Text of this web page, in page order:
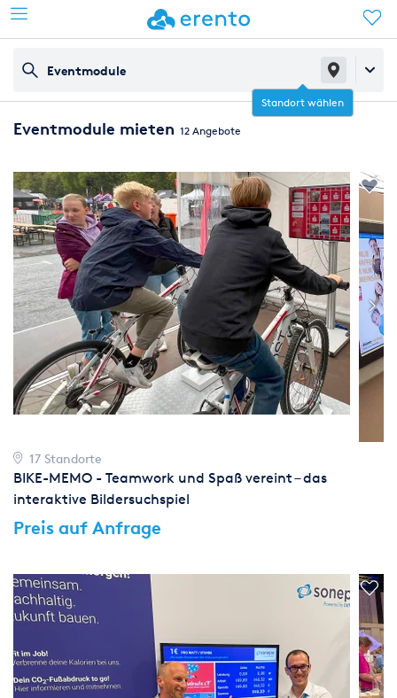
Eventmodule
Standort wählen
Eventmodule mieten 12 Angebote
17 Standorte
BIKE-MEMO - Teamwork und Spaß vereint – das
interaktive Bildersuchspiel
Preis auf Anfrage